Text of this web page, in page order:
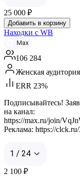
25 000 ₽
Добавить в корзину
Находки с WB
Max
106 284
Женская аудитория
ERR 23%
Подписывайтесь!
на канал:
https://max.ru/join/
Реклама: https://
1 / 24
2 100 ₽